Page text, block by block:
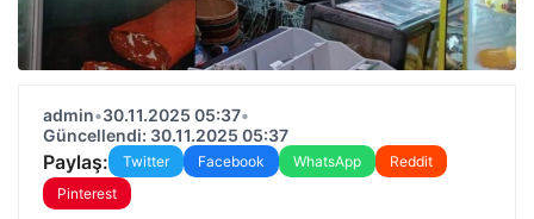
admin•30.11.2025 05:37•
Güncellendi: 30.11.2025 05:37
Paylaş: Twitter Facebook WhatsApp
Reddit
Pinterest